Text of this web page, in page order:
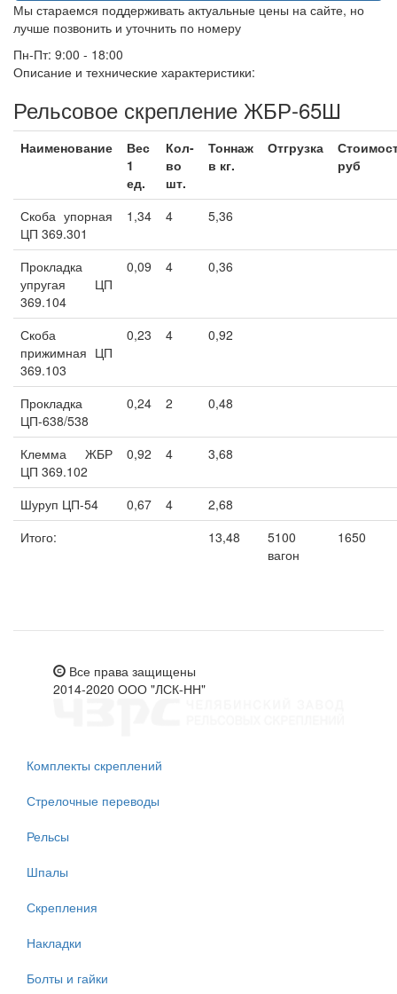
Мы стараемся поддерживать актуальные цены на сайте, но
лучше позвонить и уточнить по номеру
Пн-Пт: 9:00 - 18:00
Описание и технические характеристики:
Рельсовое скрепление ЖБР-65Ш
Наименование
Вес
1
ед.
Кол-
во
шт.
Тоннаж
в кг.
Отгрузка
руб
Скоба упорная
ЦП 369.301
1,34 4 5,36
Прокладка
упругая ЦП
369.104
0,09 4 0,36
Скоба
прижимная ЦП
369.103
0,23 4 0,92
Прокладка
ЦП-638/538
0,24 2 0,48
Клемма ЖБР
ЦП 369.102
0,92 4 3,68
Шуруп ЦП-54 0,67 4
2,68
Итого:
13,48
5100
вагон
1650
Все права защищены
2014-2020 ООО "ЛСК-НН"
Комплекты скреплений
Стрелочные переводы
Рельсы
Шпалы
Скрепления
Накладки
Болты и гайки